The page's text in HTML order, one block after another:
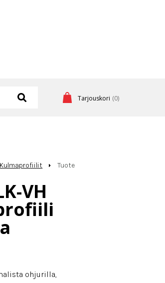
Tarjouskori (0)
Kulmaprofiilit Tuote
VH
ohjurilla,